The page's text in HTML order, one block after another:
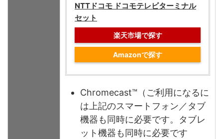
NTTドコモ ドコモテレビターミナル
セット
楽天市場で探す
Amazonで探す
Chromecast™（ご利用になるに
は上記のスマートフォン／タブ
機器も同時に必要です。タブレ
ット機器も同時に必要です